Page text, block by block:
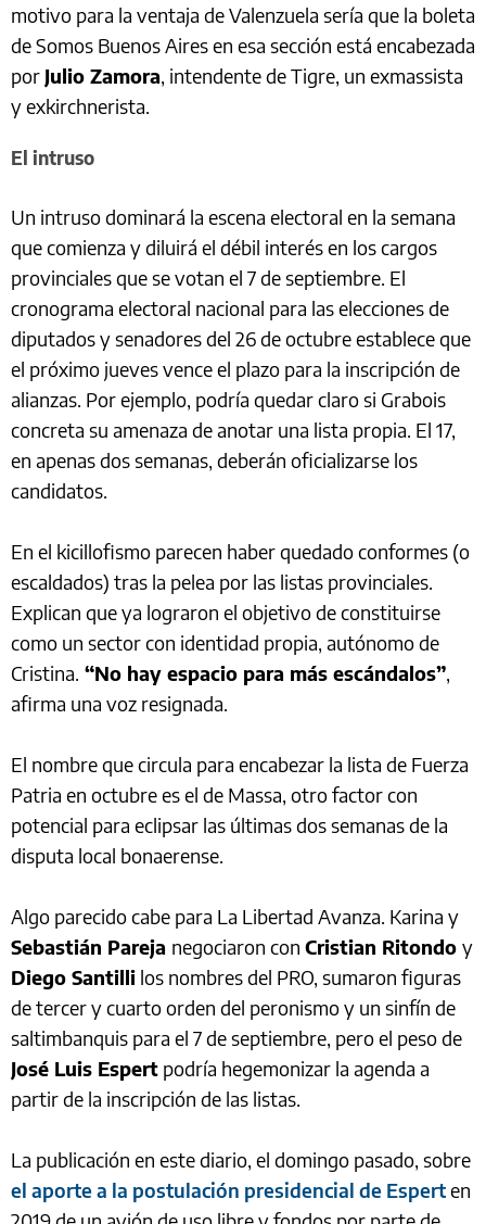
motivo para la ventaja de Valenzuela sería que la boleta
de Somos Buenos Aires en esa sección está encabezada
por Julio Zamora, intendente de Tigre, un exmassista
y exkirchnerista.
El intruso
Un intruso dominará la escena electoral en la semana
que comienza y diluirá el débil interés en los cargos
provinciales que se votan el 7 de septiembre. El
cronograma electoral nacional para las elecciones de
diputados y senadores del 26 de octubre establece que
el próximo jueves vence el plazo para la inscripción de
alianzas. Por ejemplo, podría quedar claro si Grabois
concreta su amenaza de anotar una lista propia. El 17,
en apenas dos semanas, deberán oficializarse los
candidatos.
En el kicillofismo parecen haber quedado conformes (o
escaldados) tras la pelea por las listas provinciales.
Explican que ya lograron el objetivo de constituirse
como un sector con identidad propia, autónomo de
Cristina. “No hay espacio para más escándalos”,
afirma una voz resignada.
El nombre que circula para encabezar la lista de Fuerza
Patria en octubre es el de Massa, otro factor con
potencial para eclipsar las últimas dos semanas de la
disputa local bonaerense.
Algo parecido cabe para La Libertad Avanza. Karina y
Sebastián Pareja negociaron con Cristian Ritondo y
Diego Santilli los nombres del PRO, sumaron figuras
de tercer y cuarto orden del peronismo y un sinfín de
saltimbanquis para el 7 de septiembre, pero el peso de
José Luis Espert podría hegemonizar la agenda a
partir de la inscripción de las listas.
La publicación en este diario, el domingo pasado, sobre
el aporte a la postulación presidencial de Esperten